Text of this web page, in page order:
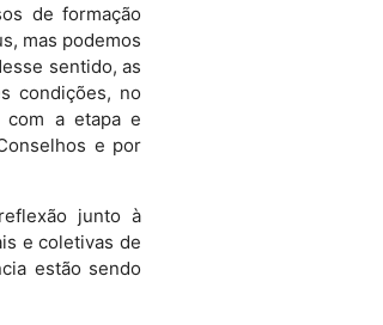
de formação
mas podemos
sentido, as
condições, no
com a etapa e
e por
junto à
e coletivas de
estão sendo